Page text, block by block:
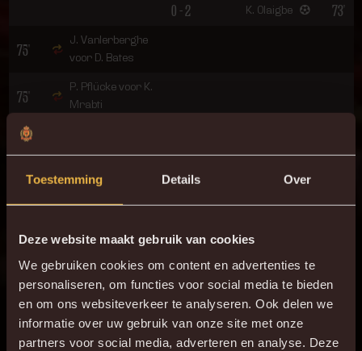
Toestemming Details Over
Deze website maakt gebruik van cookies
We gebruiken cookies om content en advertenties te
personaliseren, om functies voor social media te bieden
en om ons websiteverkeer te analyseren. Ook delen we
informatie over uw gebruik van onze site met onze
partners voor social media, adverteren en analyse. Deze
0 - 2 73'
K. Olaigbe
75'
J. Vanlerberghe
voor D. Bates
75'
P. Pflücke voor K.
Mrabti
75'
Storm
77' P. Pflücke
A. Minda voor F.
Lemaréchal
ONZE OPSTELLING